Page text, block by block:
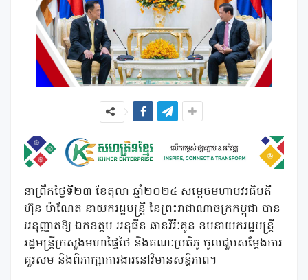
នាព្រឹកថ្ងៃទី២៣ ខែតុលា ឆ្នាំ២០២៤ សម្ដេចមហាបវរធិបតី
ហ៊ុន ម៉ាណែត នាយករដ្ឋមន្ត្រី នៃព្រះរាជាណាចក្រកម្ពុជា បាន
អនុញ្ញាតឱ្យ ឯកឧត្តម អនុធីន ឆានវីរ៉ៈគូន ឧបនាយករដ្ឋមន្ត្រី
រដ្ឋមន្ត្រីក្រសួងមហាផ្ទៃថៃ និងគណៈប្រតិភូ ចូលជួបសម្ដែងការ
គួរសម និងពិភាក្សាការងារនៅវិមានសន្ដិភាព។